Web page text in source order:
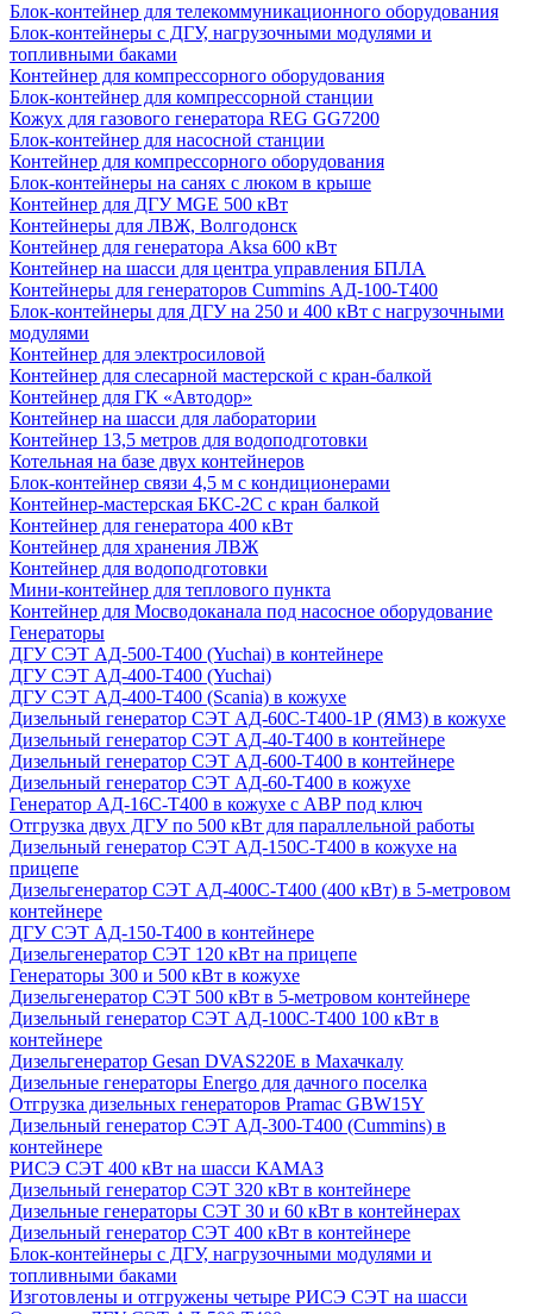
Блок-контейнер для телекоммуникационного оборудования
Блок-контейнеры с ДГУ, нагрузочными модулями и
топливными баками
Контейнер для компрессорного оборудования
Блок-контейнер для компрессорной станции
Кожух для газового генератора REG GG7200
Блок-контейнер для насосной станции
Контейнер для компрессорного оборудования
Блок-контейнеры на санях с люком в крыше
Контейнер для ДГУ MGE 500 кВт
Контейнеры для ЛВЖ, Волгодонск
Контейнер для генератора Aksa 600 кВт
Контейнер на шасси для центра управления БПЛА
Контейнеры для генераторов Cummins АД-100-Т400
Блок-контейнеры для ДГУ на 250 и 400 кВт с нагрузочными
модулями
Контейнер для электросиловой
Контейнер для слесарной мастерской с кран-балкой
Контейнер для ГК «Автодор»
Контейнер на шасси для лаборатории
Контейнер 13,5 метров для водоподготовки
Котельная на базе двух контейнеров
Блок-контейнер связи 4,5 м с кондиционерами
Контейнер-мастерская БКС-2С с кран балкой
Контейнер для генератора 400 кВт
Контейнер для хранения ЛВЖ
Контейнер для водоподготовки
Мини-контейнер для теплового пункта
Контейнер для Мосводоканала под насосное оборудование
Генераторы
ДГУ СЭТ АД-500-Т400 (Yuchai) в контейнере
ДГУ СЭТ АД-400-Т400 (Yuchai)
ДГУ СЭТ АД-400-Т400 (Scania) в кожухе
Дизельный генератор СЭТ АД-60С-Т400-1Р (ЯМЗ) в кожухе
Дизельный генератор СЭТ АД-40-Т400 в контейнере
Дизельный генератор СЭТ АД-600-Т400 в контейнере
Дизельный генератор СЭТ АД-60-Т400 в кожухе
Генератор АД-16С-Т400 в кожухе с АВР под ключ
Отгрузка двух ДГУ по 500 кВт для параллельной работы
Дизельный генератор СЭТ АД-150С-Т400 в кожухе на
прицепе
Дизельгенератор СЭТ АД-400С-Т400 (400 кВт) в 5-метровом
контейнере
ДГУ СЭТ АД-150-Т400 в контейнере
Дизельгенератор СЭТ 120 кВт на прицепе
Генераторы 300 и 500 кВт в кожухе
Дизельгенератор СЭТ 500 кВт в 5-метровом контейнере
Дизельный генератор СЭТ АД-100С-Т400 100 кВт в
контейнере
Дизельгенератор Gesan DVAS220E в Махачкалу
Дизельные генераторы Energo для дачного поселка
Отгрузка дизельных генераторов Pramac GВW15Y
Дизельный генератор СЭТ АД-300-Т400 (Cummins) в
контейнере
РИСЭ СЭТ 400 кВт на шасси КАМАЗ
Дизельный генератор СЭТ 320 кВт в контейнере
Дизельные генераторы СЭТ 30 и 60 кВт в контейнерах
Дизельный генератор СЭТ 400 кВт в контейнере
Блок-контейнеры с ДГУ, нагрузочными модулями и
топливными баками
Изготовлены и отгружены четыре РИСЭ СЭТ на шасси